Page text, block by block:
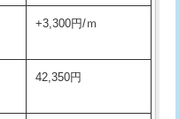
+3,300円/ｍ
42,350円